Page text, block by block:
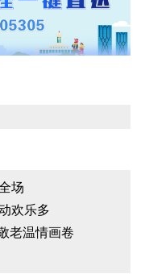
场
欢乐多
老温情画卷